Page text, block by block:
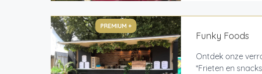
PREMIUM +
Funky Foods
Ontdek onze
*Frieten en